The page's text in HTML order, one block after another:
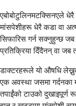
एबोबोटुलिनमटक्सिनएले धेरै
मांसपेशीहरू धेरै कडा वा
सिफारिस गर्न सक्नुहुन्छ
प्रतिक्रिया दिँदैनन् वा जब
डाक्टरहरूले यो औषधि
एक अवस्था जसमा
तपाईंको टाउको दुखाइपूर्ण